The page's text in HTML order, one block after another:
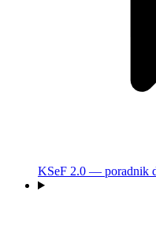
KSeF 2.0 — poradnik